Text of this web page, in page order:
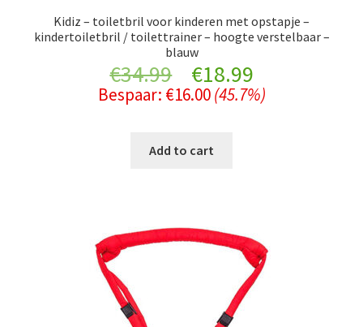
Kidiz – toiletbril voor kinderen met opstapje –
kindertoiletbril / toilettrainer – hoogte verstelbaar –
blauw
€34.99
Original
price
was:
€18.99Current
price
Bespaar: €16.00 (45.7%)
Add to cart